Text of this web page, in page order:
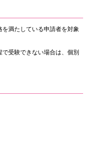
満たしている申請者を対象
受験できない場合は、個別